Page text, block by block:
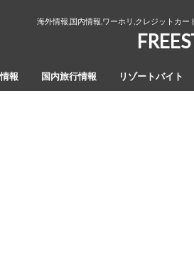
海外情報,国内情報,ワーホリ,クレジットカ
報 国内旅行情報 リゾートバイト